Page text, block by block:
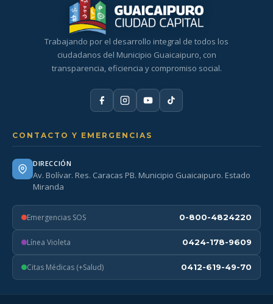
Trabajando por el desarrollo integral de todos los
ciudadanos del Municipio Guaicaipuro, con
transparencia, eficiencia y compromiso social.
CONTACTO Y EMERGENCIAS
DIRECCIÓN
Av. Bolívar. Res. Caracas PB. Municipio Guaicaipuro. Estado
Miranda
Emergencias SOS 0-800-4824220
Línea Violeta 0424-178-9609
Citas Médicas (+Salud) 0412-619-49-70